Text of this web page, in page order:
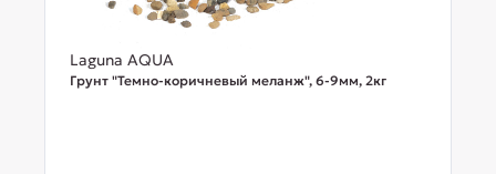
Laguna AQUA
Грунт "Темно-коричневый меланж", 6-9мм, 2кг